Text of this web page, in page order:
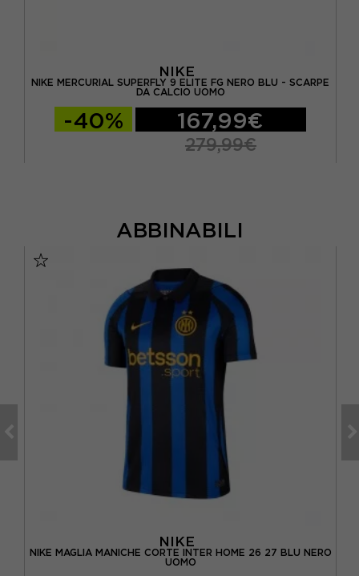
NIKE
NIKE MERCURIAL SUPERFLY 9 ELITE FG NERO BLU - SCARPE
DA CALCIO UOMO
-40% 167,99€
279,99€
ABBINABILI
NIKE
NIKE MAGLIA MANICHE CORTE INTER HOME 26 27 BLU NERO
UOMO